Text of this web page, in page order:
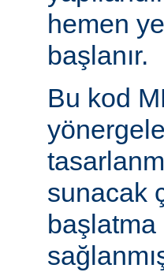
hemen
başlanır.
Bu kod
sunacak